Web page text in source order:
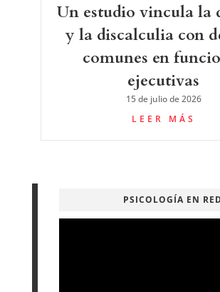
Un estudio vincula la
y la discalculia con
comunes en
ejecutivas
15 de julio de 2026
LEER MÁS
PSICOLOGÍA EN